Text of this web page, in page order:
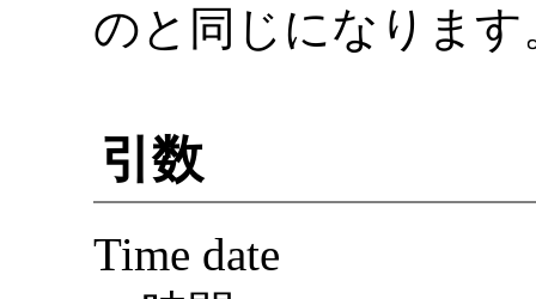
のと同じになります
引数
Time date